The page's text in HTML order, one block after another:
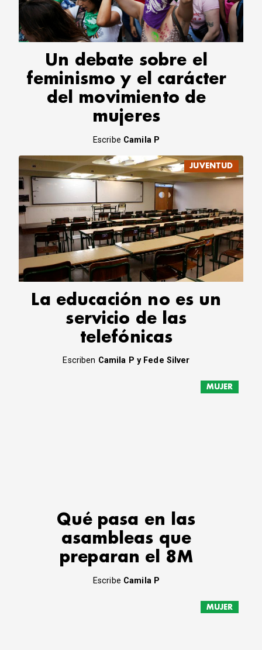
CORREO DE LECTORES
DEBATE
ARCHIVO
DECLARACIONES
OPINIÓN
ALTAMIRA RESPONDE
Política Obrera Revista
CONTACTO
Un debate sobre el
feminismo y el carácter
del movimiento de
mujeres
Escribe Camila P
JUVENTUD
La educación no es un
servicio de las
telefónicas
Escriben Camila P y Fede Silver
MUJER
Qué pasa en las
asambleas que
preparan el 8M
Escribe Camila P
MUJER